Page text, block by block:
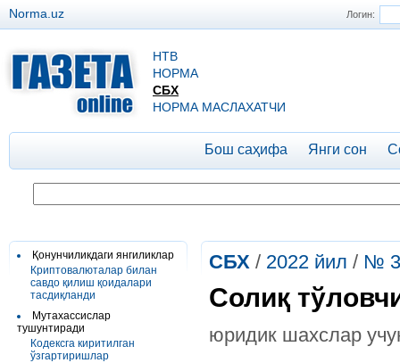
Логин:
Norma.uz
НТВ
НОРМА
СБХ
НОРМА МАСЛАХАТЧИ
Бош саҳифа Янги сон
Қонунчиликдаги янгиликлар
Криптовалюталар билан
савдо қилиш қоидалари
тасдиқланди
Мутахассислар
тушунтиради
Кодексга киритилган
ўзгартиришлар
СБХ / 2022 йил / №
Солиқ
юридик шахслар